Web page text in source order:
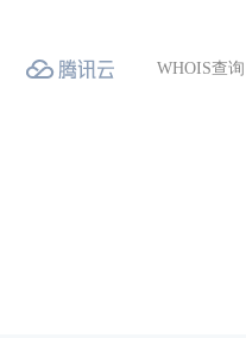
WHOIS查询